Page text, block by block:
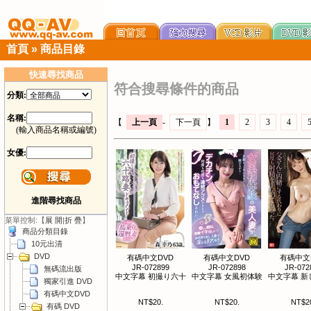
首頁 » 商品目錄
快速尋找商品
分類:
名稱:
(輸入商品名稱或編號)
女優:
進階尋找商品
菜單控制:【展 開|折 疊】
商品分類目錄
10元出清
DVD
無碼流出版
獨家引進 DVD
有碼中文DVD
有碼 DVD
符合搜尋條件的商品
【 上一頁 - 下一頁 】 1 2 3 4 5
有碼中文DVD
JR-072899
中文字幕 初撮り六十
NT$20.
有碼中文DVD
JR-072898
中文字幕 女風初体験
NT$20.
有碼中
JR-
中文字幕 新